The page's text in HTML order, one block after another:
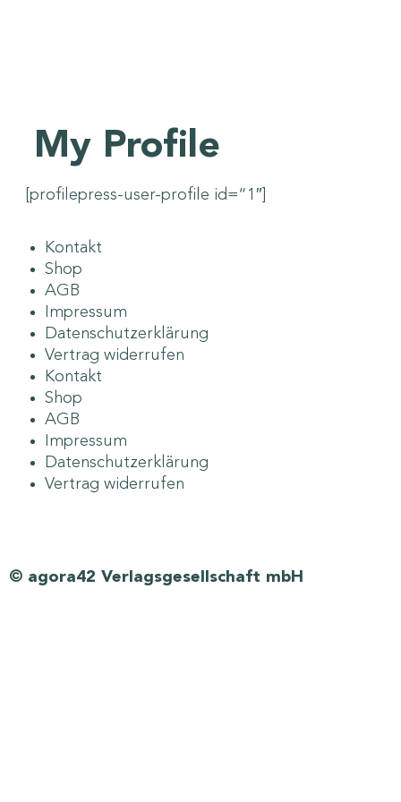
My Profile
[profilepress-user-profile id=“1″]
Kontakt
Shop
AGB
Impressum
Datenschutzerklärung
Vertrag widerrufen
Kontakt
Shop
AGB
Impressum
Datenschutzerklärung
Vertrag widerrufen
© agora42 Verlagsgesellschaft mbH